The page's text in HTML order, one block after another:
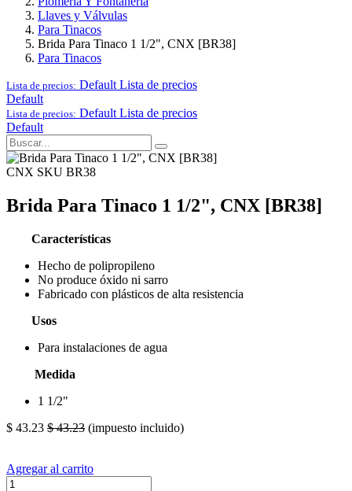
Llaves y Válvulas
Para Tinacos
Brida Para Tinaco 1 1/2", CNX [BR38]
Para Tinacos
Lista de precios: Default Lista de precios
Default
Lista de precios: Default Lista de precios
Default
CNX SKU BR38
Brida Para Tinaco 1 1/2", CNX [BR38]
Características
Hecho de polipropileno
No produce óxido ni sarro
Fabricado con plásticos de alta resistencia
Usos
Para instalaciones de agua
Medida
1 1/2"
$ 43.23 $43.23 (impuesto incluido)
Agregar al carrito